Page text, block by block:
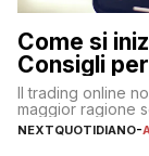
Come si
Consigli
Il trading online
maggior ragione
NEXTQUOTIDIANO-